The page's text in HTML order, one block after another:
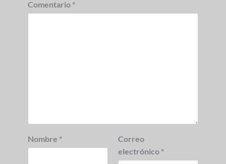
Comentario *
Nombre *
Correo
electrónico *